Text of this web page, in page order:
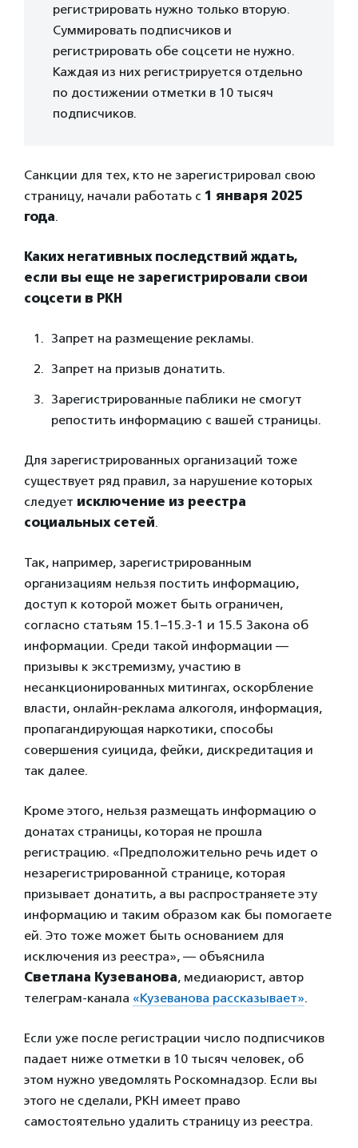
регистрировать нужно только вторую.
Суммировать подписчиков и
регистрировать обе соцсети не нужно.
Каждая из них регистрируется отдельно
по достижении отметки в 10 тысяч
подписчиков.
Санкции для тех, кто не зарегистрировал свою
страницу, начали работать с 1 января 2025
года.
Каких негативных последствий ждать,
если вы еще не зарегистрировали свои
соцсети в РКН
Запрет на размещение рекламы.
Запрет на призыв донатить.
Зарегистрированные паблики не смогут
репостить информацию с вашей страницы.
Для зарегистрированных организаций тоже
существует ряд правил, за нарушение которых
следует исключение из реестра
социальных сетей.
Так, например, зарегистрированным
организациям нельзя постить информацию,
доступ к которой может быть ограничен,
согласно статьям 15.1–15.3-1 и 15.5 Закона об
информации. Среди такой информации —
призывы к экстремизму, участию в
несанкционированных митингах, оскорбление
власти, онлайн-реклама алкоголя, информация,
пропагандирующая наркотики, способы
совершения суицида, фейки, дискредитация и
так далее.
Кроме этого, нельзя размещать информацию о
донатах страницы, которая не прошла
регистрацию. «Предположительно речь идет о
незарегистрированной странице, которая
призывает донатить, а вы распространяете эту
информацию и таким образом как бы помогаете
ей. Это тоже может быть основанием для
исключения из реестра», — объяснила
Светлана Кузеванова, медиаюрист, автор
телеграм-канала «Кузеванова рассказывает».
Если уже после регистрации число подписчиков
падает ниже отметки в 10 тысяч человек, об
этом нужно уведомлять Роскомнадзор. Если вы
этого не сделали, РКН имеет право
самостоятельно удалить страницу из реестра.